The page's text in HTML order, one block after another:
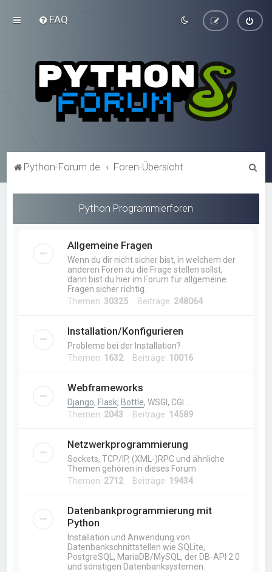
FAQ
Python-Forum.de Foren-Übersicht
Python Programmierforen
Allgemeine Fragen
Wenn du dir nicht sicher bist, in welchem der
anderen Foren du die Frage stellen sollst,
dann bist du hier im Forum für allgemeine
Fragen sicher richtig.
Themen: 30325 Beiträge: 248064
Installation/Konfigurieren
Probleme bei der Installation?
Themen: 1632Beiträge: 10016
Webframeworks
Django, Flask, Bottle, WSGI, CGI…
Themen: 2043 Beiträge: 14589
Netzwerkprogrammierung
Sockets, TCP/IP, (XML-)RPC und ähnliche
Themen gehören in dieses Forum
Themen: 2712Beiträge: 19434
Datenbankprogrammierung mit
Python
Installation und Anwendung von
Datenbankschnittstellen wie SQLite,
PostgreSQL, MariaDB/MySQL, der DB-API 2.0
und sonstigen Datenbanksystemen.